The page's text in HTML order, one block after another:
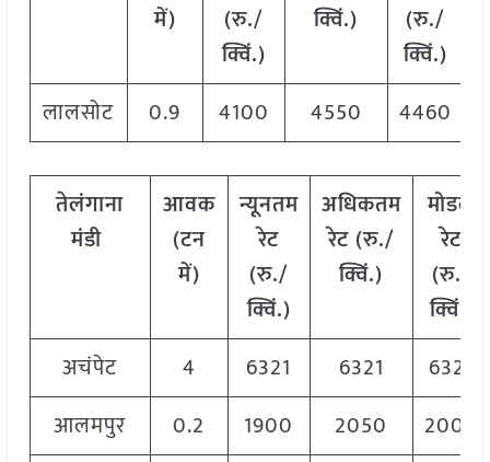
में)
(रु./
क्विं.)
क्विं.)
(रु./
क्विं.)
लालसोट
0.9 4100 4550 4460
तेलंगाना
मंडी
आवक
(टन
में)
न्यूनतम
रेट
(रु./
क्विं.)
अधिकतम
रेट (रु./
क्विं.)
मोडल
रेट
(रु./
क्विं.)
अचंपेट
4 6321 6321
6321
आलमपुर
0.2 1900 2050
2000